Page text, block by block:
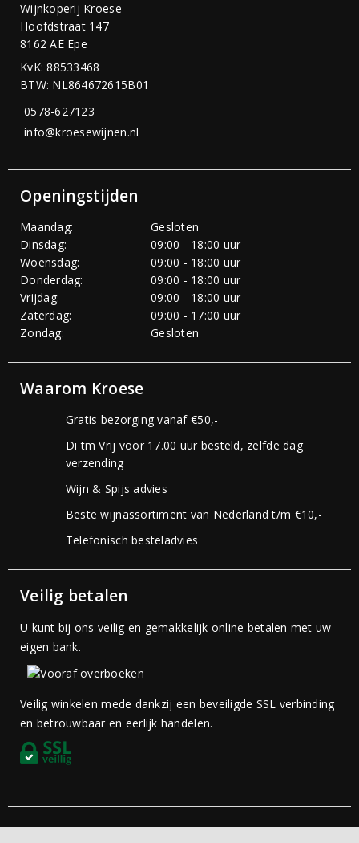
Wijnkoperij Kroese
Hoofdstraat 147
8162 AE Epe
KvK: 88533468
BTW: NL864672615B01
0578-627123
info@kroesewijnen.nl
Openingstijden
Maandag:
Gesloten
Dinsdag:
09:00 - 18:00 uur
Woensdag:
09:00 - 18:00 uur
Donderdag:
09:00 - 18:00 uur
Vrijdag:
09:00 - 18:00 uur
Zaterdag:
09:00 - 17:00 uur
Zondag:
Gesloten
Waarom Kroese
Gratis bezorging vanaf €50,-
Di tm Vrij voor 17.00 uur besteld, zelfde dag
verzending
Wijn & Spijs advies
Beste wijnassortiment van Nederland t/m €10,-
Telefonisch besteladvies
Veilig betalen
U kunt bij ons veilig en gemakkelijk online betalen met uw
eigen bank.
Veilig winkelen mede dankzij een beveiligde SSL verbinding
en betrouwbaar en eerlijk handelen.